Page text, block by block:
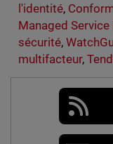
l'identité,
Managed
sécurité,
multifacteur,